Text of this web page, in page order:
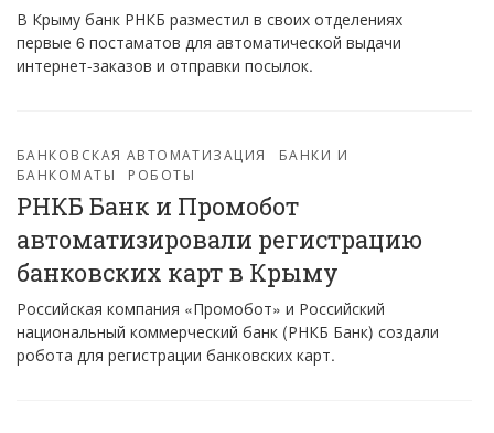
В Крыму банк РНКБ разместил в своих отделениях
первые 6 постаматов для автоматической выдачи
интернет-заказов и отправки посылок.
БАНКОВСКАЯ АВТОМАТИЗАЦИЯ
БАНКИ И
БАНКОМАТЫ
РОБОТЫ
РНКБ Банк и Промобот
автоматизировали регистрацию
банковских карт в Крыму
Российская компания «Промобот» и Российский
национальный коммерческий банк (РНКБ Банк) создали
робота для регистрации банковских карт.